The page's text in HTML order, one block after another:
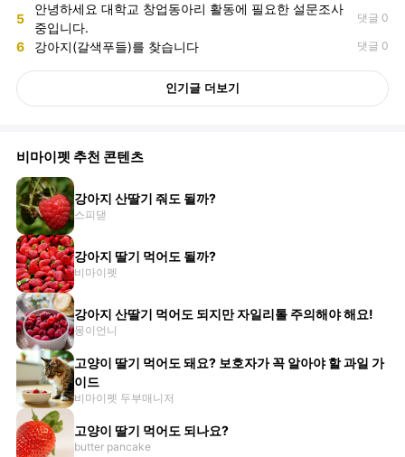
5
안녕하세요 대학교 창업동아리 활동에 필요한 설문조사
중입니다.
댓글 0
6 강아지(갈색푸들)를 찾습니다 댓글 0
인기글 더보기
비마이펫 추천 콘텐츠
강아지 산딸기 줘도 될까?
스피댇
강아지 딸기 먹어도 될까?
비마이펫
강아지 산딸기 먹어도 되지만 자일리톨 주의해야 해요!
몽이언니
고양이 딸기 먹어도 돼요? 보호자가 꼭 알아야 할 과일 가
이드
비마이펫 두부매니저
고양이 딸기 먹어도 되나요?
butter pancake